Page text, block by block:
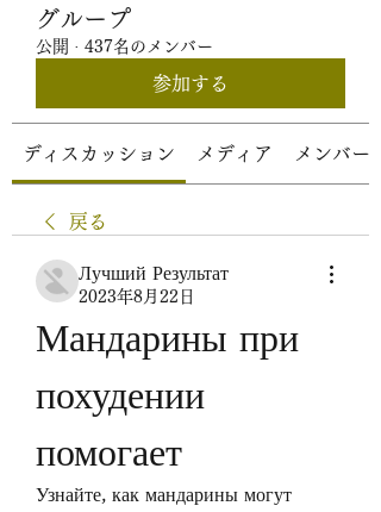
グループ
公開 · 437名のメンバー
参加する
ディスカッション メディア メンバー
戻る
Лучший Результат
2023年8月22日
Мандарины при
похудении
помогает
Узнайте, как мандарины могут